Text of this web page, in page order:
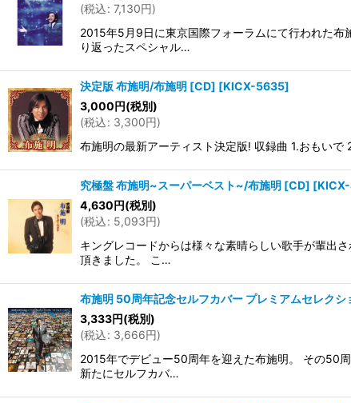
(税込: 7,130円)
2015年5月9日に東京国際フォーラムにて行われた
り返ったスペシャル…
決定版 布施明/布施明 [CD] [KICX-5635]
3,000円(税別)
(税込: 3,300円)
布施明の最新アーティスト決定版! 収録曲 1.おもい
究極盤 布施明~スーパーベスト~/布施明 [CD] [
4,630円(税別)
(税込: 5,093円)
キングレコードからは様々な素晴らしい歌手が輩出
頂きました。 こ…
布施明 50周年記念セルフカバー プレミアムセレク
3,333円(税別)
(税込: 3,666円)
2015年でデビュー50周年を迎えた布施明。 その50
新たにセルフカバ…